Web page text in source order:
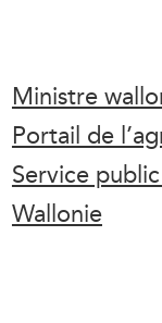
Ministre
Portail de
Service
Wallonie